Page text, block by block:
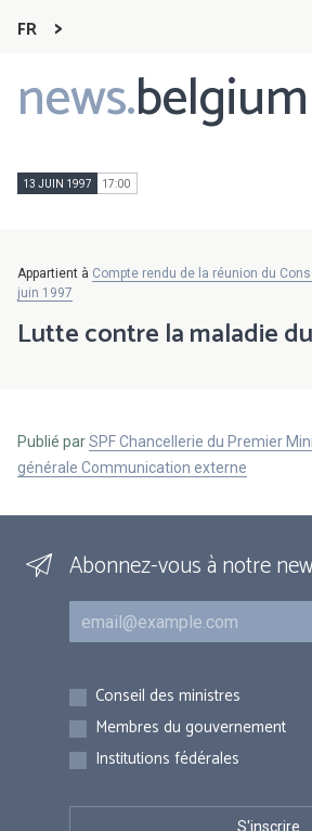
FR
news.belgium
Main
navigation
13 JUIN 1997 17:00
Appartient à Compte rendu de la réunion du
juin 1997
Lutte contre la maladie
Publié parSPF Chancellerie du Premier
générale Communication externe
Abonnez-vous à notre
Courriel
Inscriptions
Conseil des ministres
Membres du gouvernement
Institutions fédérales